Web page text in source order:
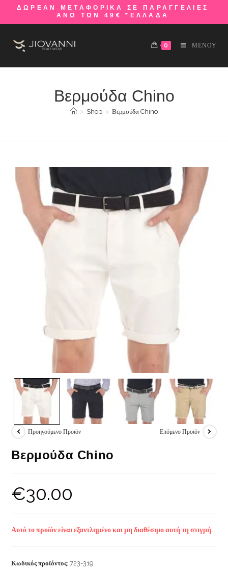
ΔΩΡΕΑΝ ΜΕΤΑΦΟΡΙΚΑ ΣΕ ΠΑΡΑΓΓΕΛΙΕΣ
ΑΝΩ ΤΩΝ 49€ *ΕΛΛΑΔΑ
0 ΜΕΝΟΥ
Βερμούδα Chino
> Shop > Βερμούδα Chino
Προηγούμενο Προϊόν Επόμενο Προϊόν
Βερμούδα Chino
€30.00
Αυτό το προϊόν είναι εξαντλημένο και μη διαθέσιμο αυτή τη στιγμή.
Κωδικός προϊόντος:723-319